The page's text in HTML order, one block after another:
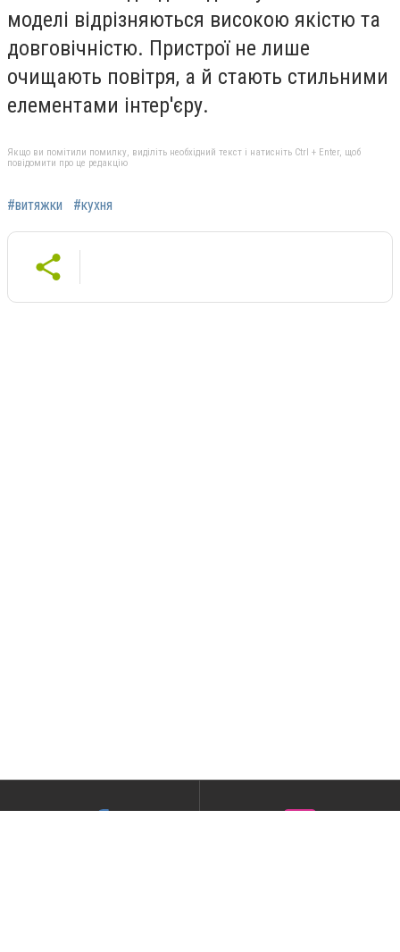
моделі відрізняються високою якістю та
довговічністю. Пристрої не лише
очищають повітря, а й стають стильними
елементами інтер'єру.
Якщо ви помітили помилку, виділіть необхідний текст і натисніть Ctrl + Enter, щоб
повідомити про це редакцію
#витяжки #кухня